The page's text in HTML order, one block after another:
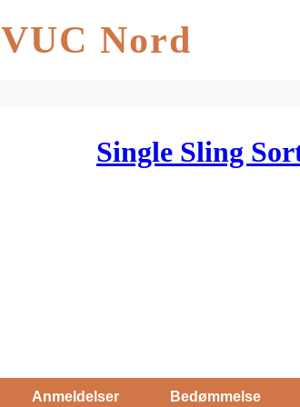
VUC Nord
Single Sling
Anmeldelser Bedømmelse